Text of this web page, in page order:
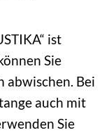
ist
Sie
abwischen. Bei
auch mit
Sie